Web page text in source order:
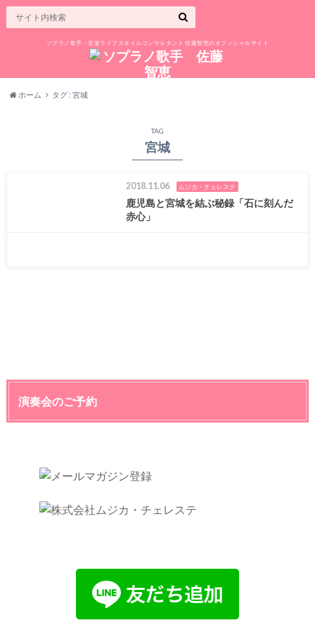
ソプラノ歌手・音楽ライフスタイルコンサルタント 佐藤智恵のオフィシャルサイト
ホーム タグ : 宮城
TAG
宮城
2018.11.06 ムジカ・チェレステ
鹿児島と宮城を結ぶ秘録「石に刻んだ
赤心」
演奏会のご予約